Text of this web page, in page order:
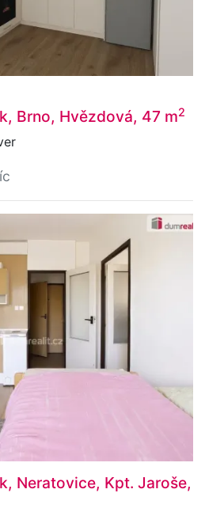
Brno, Hvězdová, 47 m2
Neratovice, Kpt. Jaroše,